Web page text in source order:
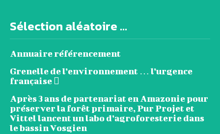
Sélection aléatoire ...
Annuaire référencement
Grenelle de l’environnement … l’urgence
française 
Après 3 ans de partenariat en Amazonie pour
préserver la forêt primaire, Pur Projet et
Vittel lancent un labo d’agroforesterie dans
le bassin Vosgien